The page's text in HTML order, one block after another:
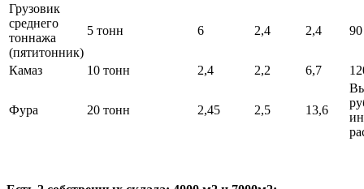
Грузовик
среднего
тоннажа
(пятитонник)
5 тонн 6 2,4 2,4
Камаз 10 тонн 2,4 2,2 6,7
Фура 20 тонн 2,45 2,5 13,6